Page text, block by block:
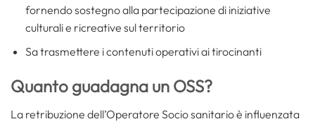
fornendo sostegno alla partecipazione di iniziative
culturali e ricreative sul territorio
Sa trasmettere i contenuti operativi ai tirocinanti
Quanto guadagna un OSS?
La retribuzione dell’Operatore Socio sanitario è influenzata